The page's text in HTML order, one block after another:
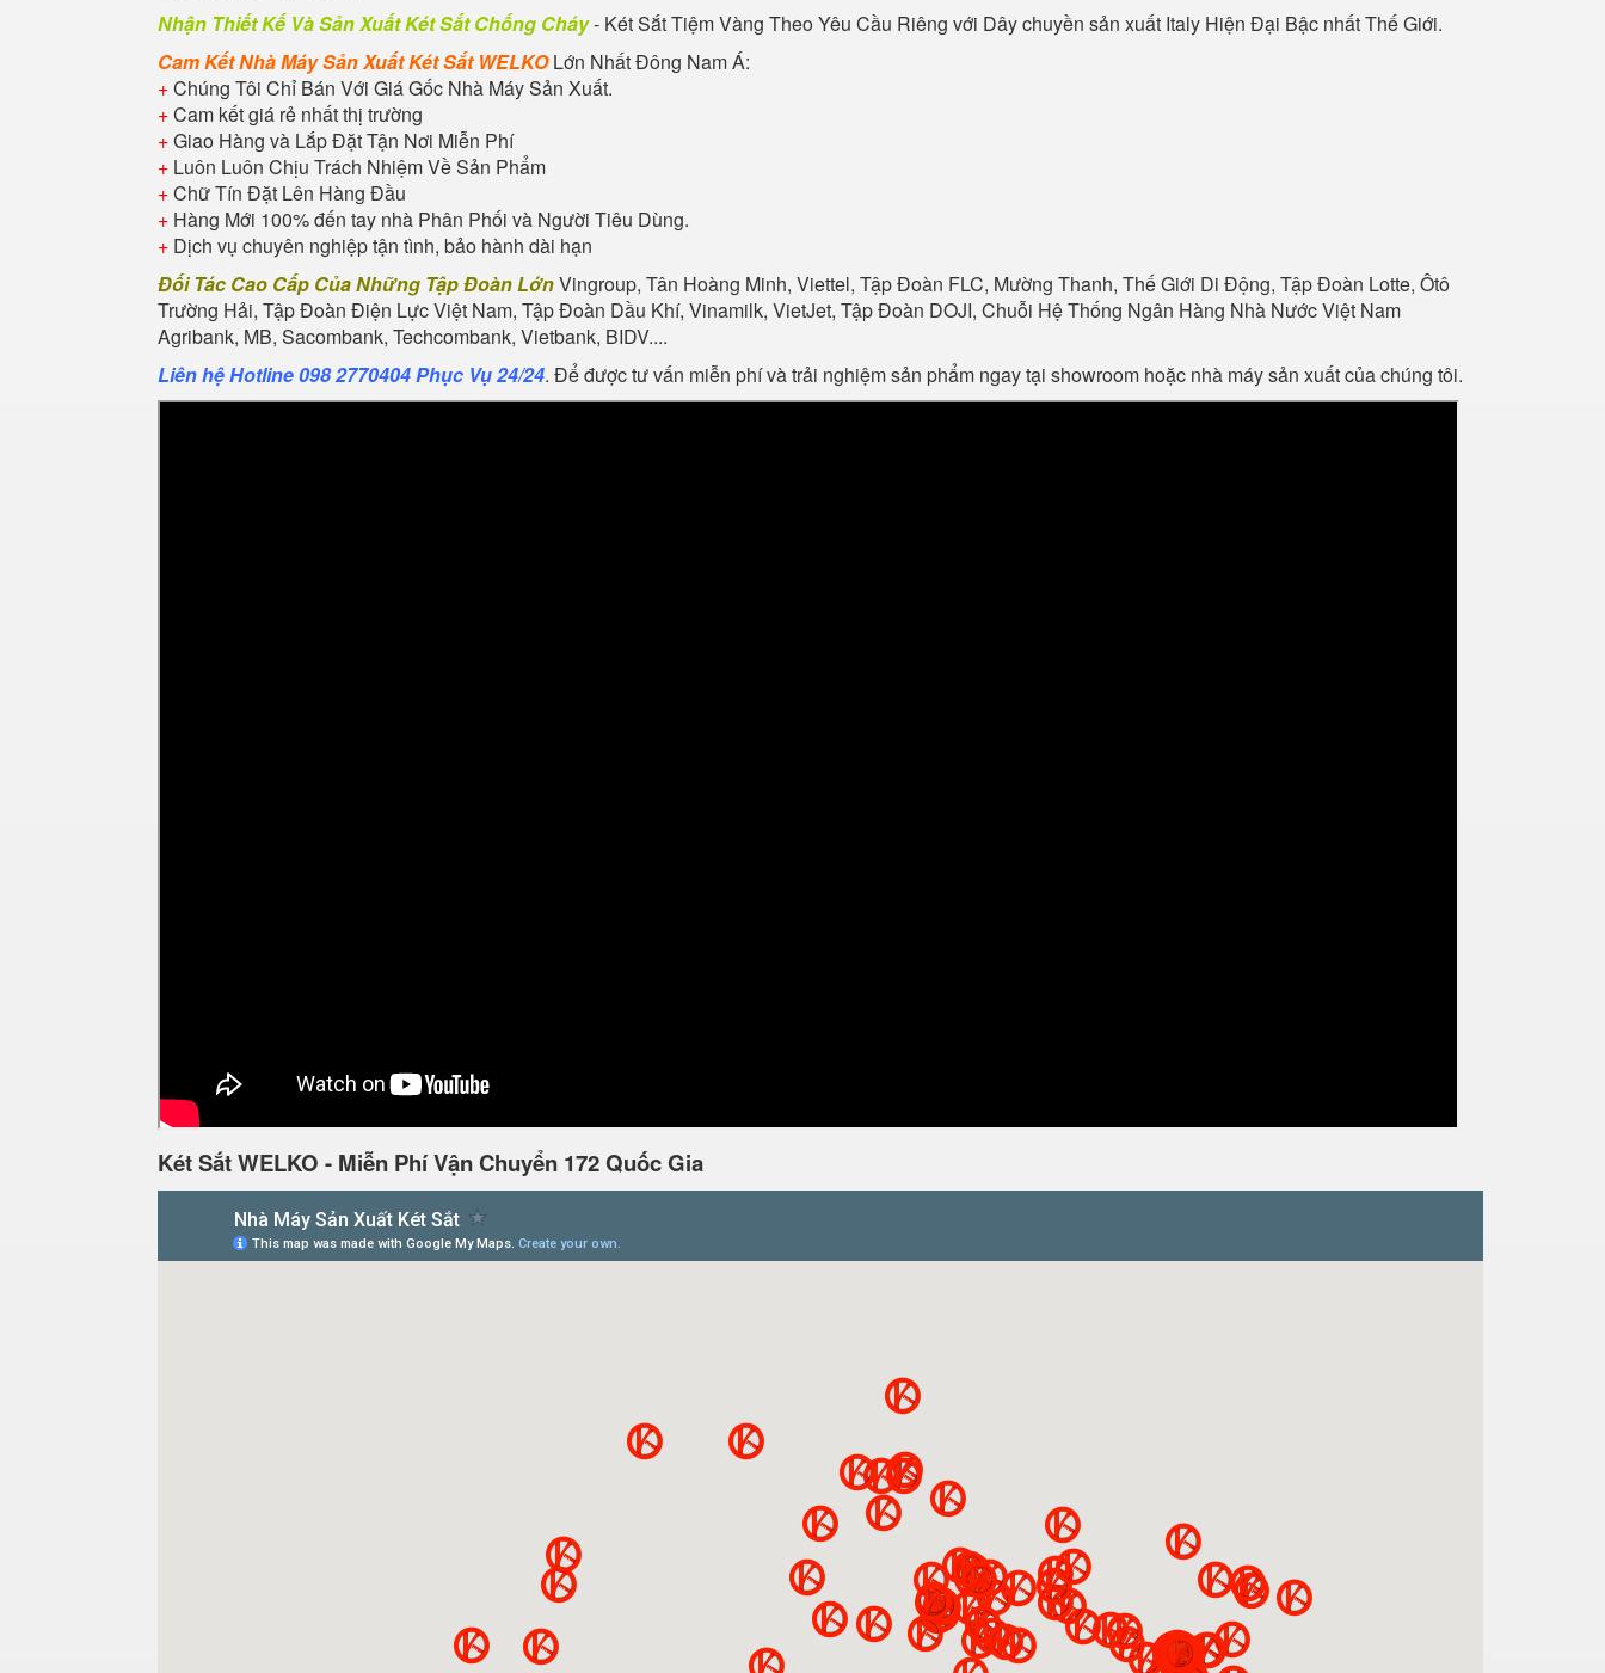
Nhận Thiết Kế Và Sản Xuất Két Sắt Chống Cháy- Két Sắt Tiệm Vàng Theo Yêu Cầu Riêng với Dây chuyền sản xuất Italy Hiện Đại Bậc nhất Thế Giới.
Cam Kết Nhà Máy Sản Xuất Két Sắt WELKOLớn Nhất Đông Nam Á:
+Chúng Tôi Chỉ Bán Với Giá Gốc Nhà Máy Sản Xuất.
+Cam kết giá rẻ nhất thị trường
+Giao Hàng và Lắp Đặt Tận Nơi Miễn Phí
+ Luôn Luôn Chịu Trách Nhiệm Về Sản Phẩm
+Chữ Tín Đặt Lên Hàng Đầu
+ Hàng Mới 100% đến tay nhà Phân Phối và Người Tiêu Dùng.
+ Dịch vụ chuyên nghiệp tận tình, bảo hành dài hạn
Đối Tác Cao Cấp Của Những Tập Đoàn LớnVingroup, Tân Hoàng Minh, Viettel, Tập Đoàn FLC, Mường Thanh, Thế Giới Di Động, Tập Đoàn Lotte, Ôtô
Trường Hải, Tập Đoàn Điện Lực Việt Nam, Tập Đoàn Dầu Khí, Vinamilk, VietJet, Tập Đoàn DOJI, Chuỗi Hệ Thống Ngân Hàng Nhà Nước Việt Nam
Agribank, MB, Sacombank, Techcombank, Vietbank, BIDV....
Liên hệ Hotline 098 2770404 Phục Vụ 24/24. Để được tư vấn miễn phí và trải nghiệm sản phẩm ngay tại showroom hoặc nhà máy sản xuất của chúng tôi.
Két Sắt WELKO - Miễn Phí Vận Chuyển 172 Quốc Gia